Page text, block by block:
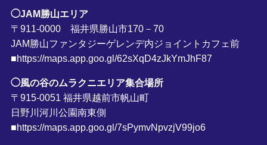
◯JAM勝山エリア
〒911-0000 福井県勝山市170－70
JAM勝山ファンタジーゲレンデ内ジョイントカフェ前
■https://maps.app.goo.gl/62sXqD4zJkYmJhF87
◯風の谷のムラクニエリア集合場所
〒915-0051 福井県越前市帆山町
日野川河川公園南東側
■https://maps.app.goo.gl/7sPymvNpvzjV99jo6